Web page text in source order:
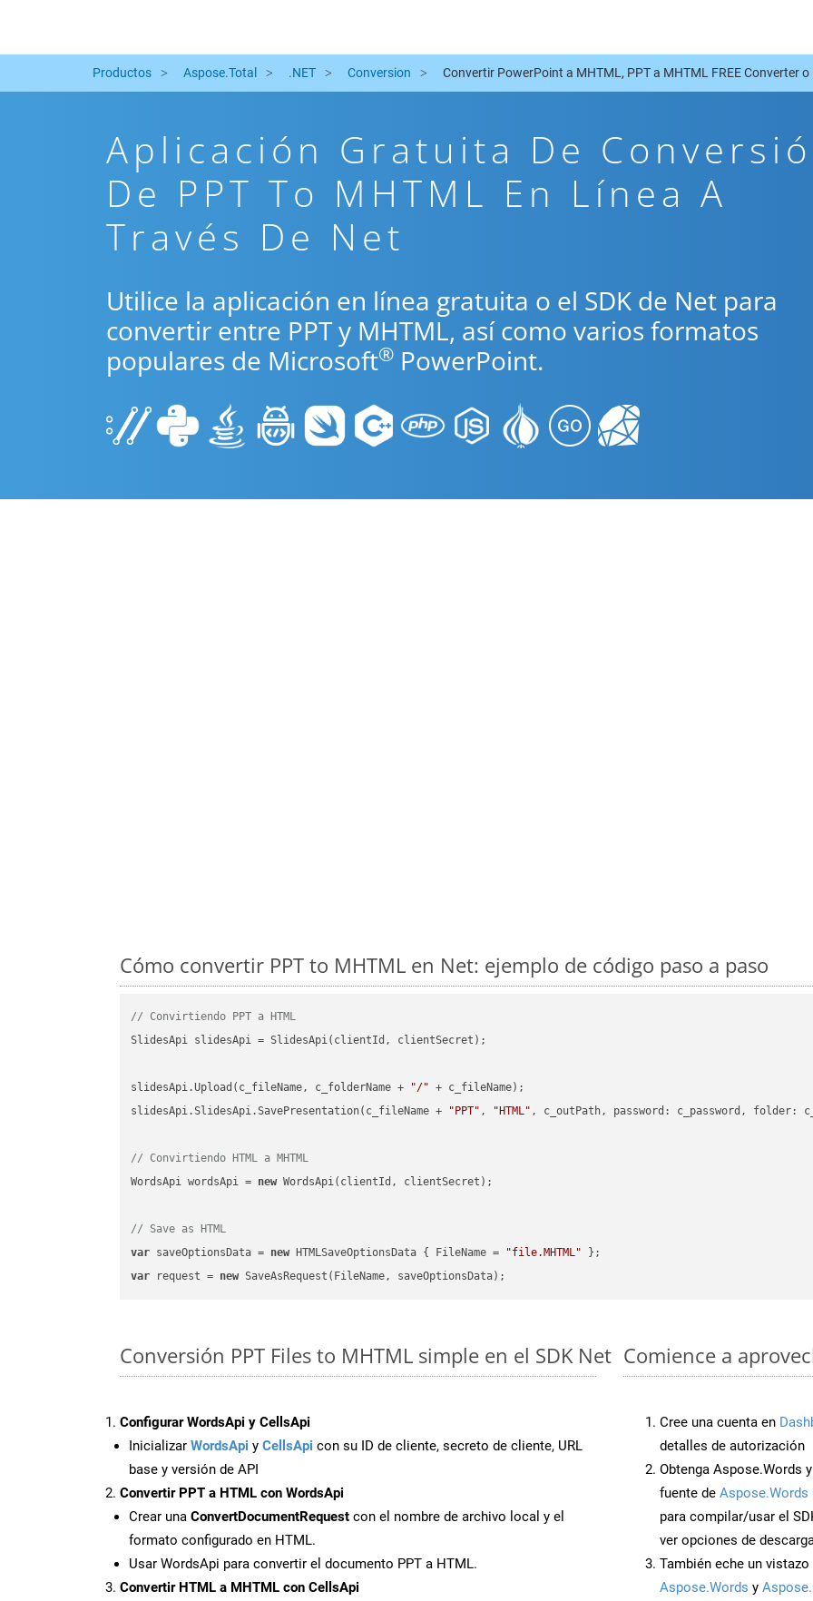
Productos Aspose.Total .NET Conversion Convertir PowerPoint a MHTML, PPT a MHTML FREE Converter o
Aplicación Gratuita De
De PPT To MHTML En Línea A
Través De Net
Utilice la aplicación en línea gratuita o el SDK de Net para
convertir entre PPT y MHTML, así como varios formatos
populares de Microsoft® PowerPoint.
Cómo convertir PPT to MHTML en Net: ejemplo de código paso a paso
// Convirtiendo PPT a HTML
SlidesApi slidesApi = SlidesApi(clientId, clientSecret);
slidesApi.Upload(c_fileName, c_folderName + "/" + c_fileName);
slidesApi.SlidesApi.SavePresentation(c_fileName +
"PPT" , "HTML" , c_outPath, password : c_password, folder:
// Convirtiendo HTML a MHTML
WordsApi wordsApi = new WordsApi(clientId, clientSecret);
// Save as HTML
var saveOptionsData = new HTMLSaveOptionsData { FileName = "file.MHTML"
var request = new
Conversión PPT Files to MHTML simple en el SDK Net
Configurar WordsApi y CellsApi
Inicializar WordsApi y CellsApi con su ID de cliente, secreto de cliente, URL
base y versión de API
Convertir PPT a HTML con WordsApi
Crear una ConvertDocumentRequest con el nombre de archivo local y el
formato configurado en HTML.
Usar WordsApi para convertir el documento PPT a HTML.
Convertir HTML a MHTML con CellsApi
Comience a
Cree una cuenta en
detalles de autorización
Obtenga Aspose.Words
fuente de Aspose.Words
para compilar/usar el
ver opciones de
También eche un
Aspose.Words y